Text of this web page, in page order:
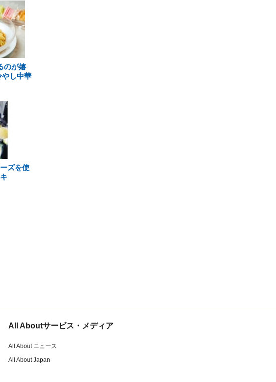
のが嬉
やし中華
ズを使
All Aboutサービス・メディア
All About ニュース
All About Japan